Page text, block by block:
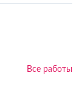
Все работы